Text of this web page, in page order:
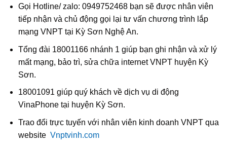
Gọi Hotline/ zalo: 0949752468 bạn sẽ được nhân viên
tiếp nhận và chủ động gọi lại tư vấn chương trình lắp
mạng VNPT tại Kỳ Sơn Nghệ An.
Tổng đài 18001166 nhánh 1 giúp bạn ghi nhận và xử lý
mất mạng, bảo trì, sửa chữa internet VNPT huyện Kỳ
Sơn.
18001091 giúp quý khách về dịch vụ di động
VinaPhone tại huyện Kỳ Sơn.
Trao đổi trực tuyến với nhân viên kinh doanh VNPT qua
website Vnptvinh.com